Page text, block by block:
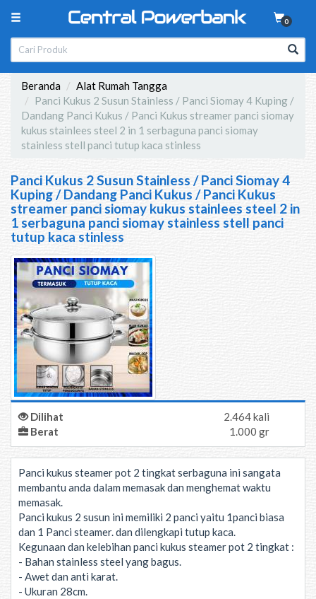
0
Beranda
Alat Rumah Tangga
Panci Kukus 2 Susun Stainless / Panci Siomay 4 Kuping /
Dandang Panci Kukus / Panci Kukus streamer panci siomay
kukus stainlees steel 2 in 1 serbaguna panci siomay
stainless stell panci tutup kaca stinless
Panci Kukus 2 Susun Stainless / Panci Siomay 4
Kuping / Dandang Panci Kukus / Panci Kukus
streamer panci siomay kukus stainlees steel 2 in
1 serbaguna panci siomay stainless stell panci
tutup kaca stinless
Dilihat
2.464 kali
Berat
1.000 gr
Panci kukus steamer pot 2 tingkat serbaguna ini sangata
membantu anda dalam memasak dan menghemat waktu
memasak.
Panci kukus 2 susun ini memiliki 2 panci yaitu 1panci biasa
dan 1 Panci steamer. dan dilengkapi tutup kaca.
Kegunaan dan kelebihan panci kukus steamer pot 2 tingkat :
- Bahan stainless steel yang bagus.
- Awet dan anti karat.
- Ukuran 28cm.